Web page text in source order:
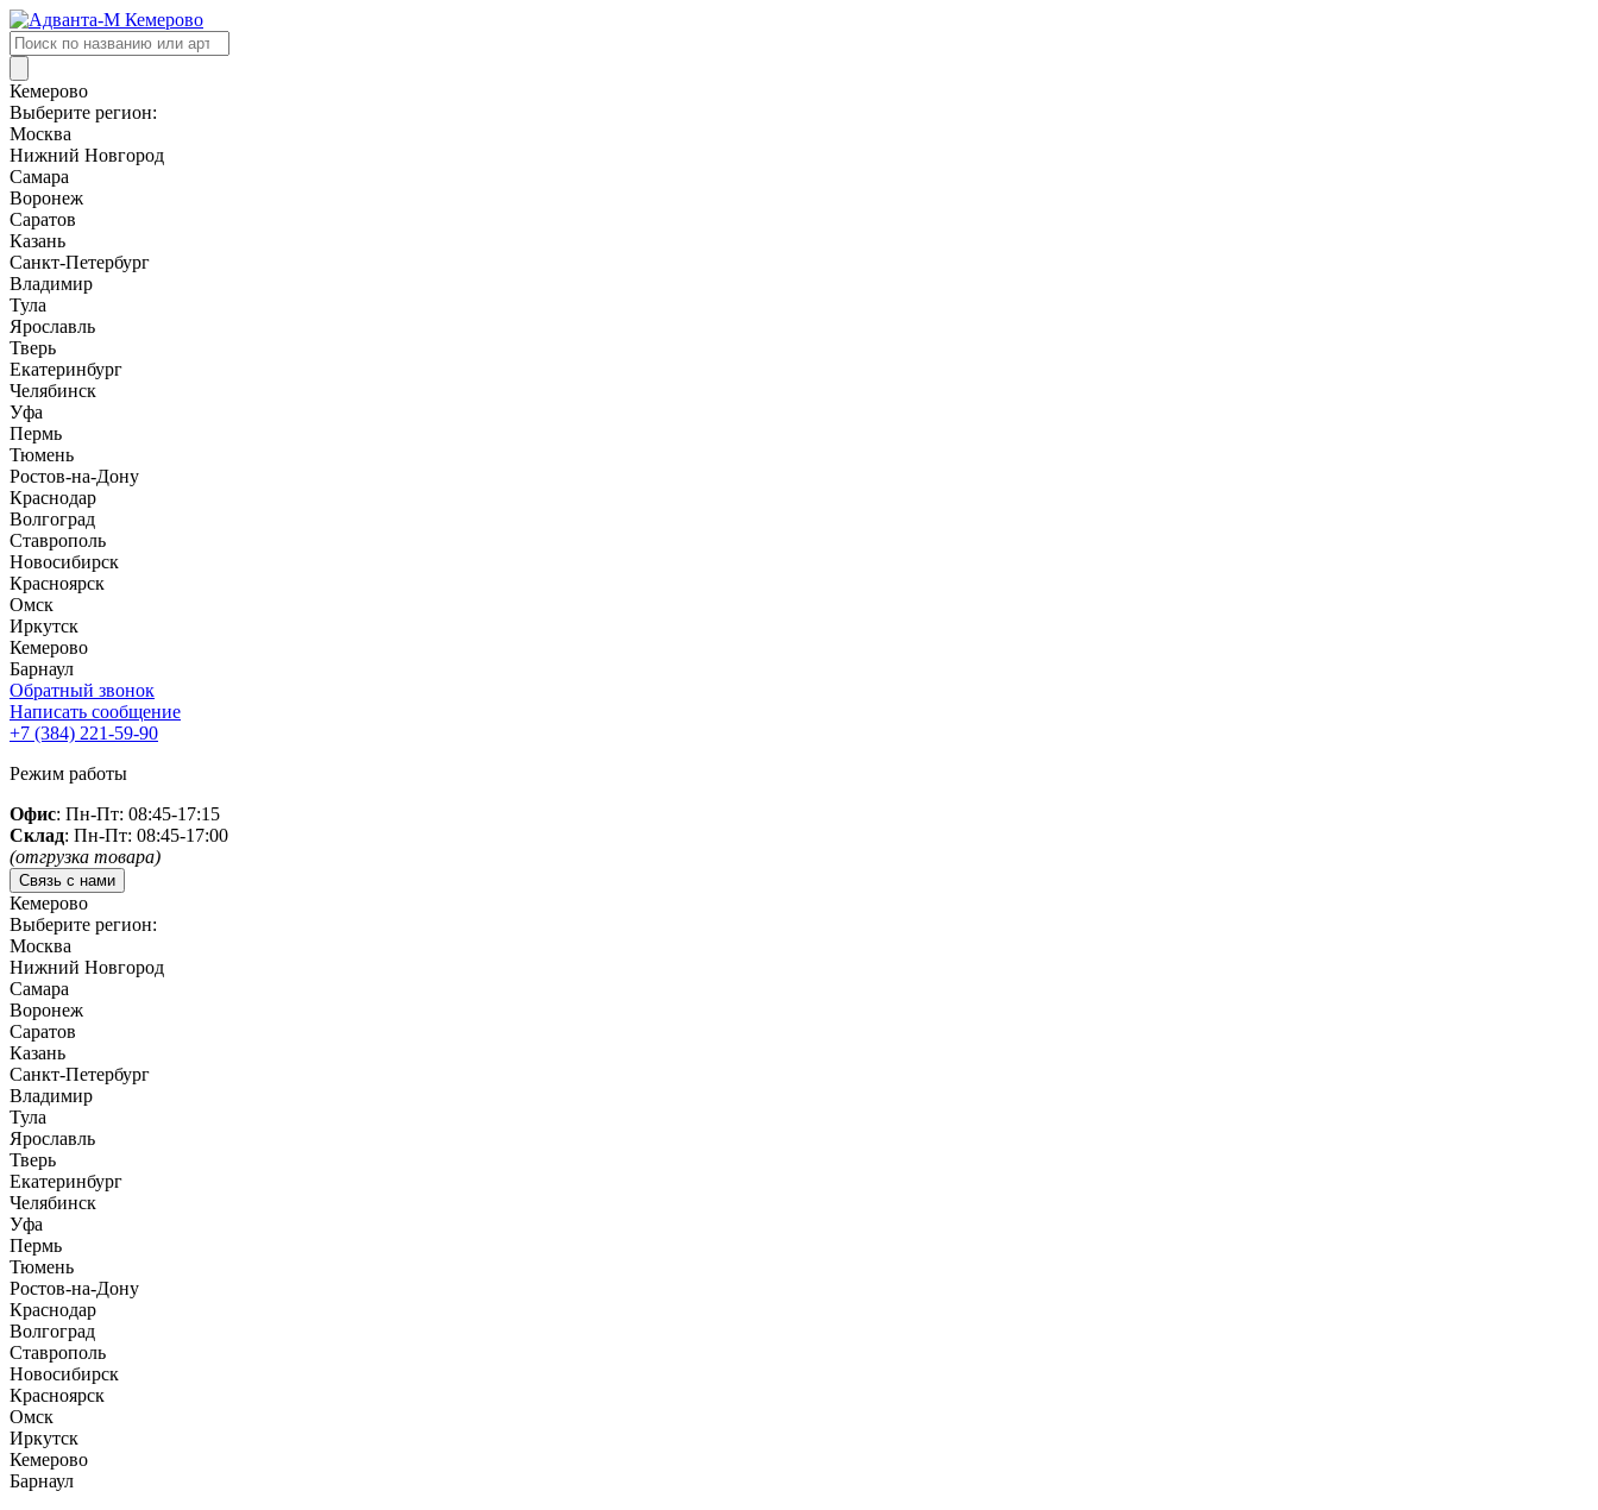
Поиск
товаров
Кемерово
Выберите регион:
Москва
Нижний Новгород
Самара
Воронеж
Саратов
Казань
Санкт-Петербург
Владимир
Тула
Ярославль
Тверь
Екатеринбург
Челябинск
Уфа
Пермь
Тюмень
Ростов-на-Дону
Краснодар
Волгоград
Ставрополь
Новосибирск
Красноярск
Омск
Иркутск
Кемерово
Барнаул
Обратный звонок
Написать сообщение
+7 (384) 221-59-90
Режим работы
Офис: Пн-Пт: 08:45-17:15
Склад: Пн-Пт: 08:45-17:00
(отгрузка товара)
Связь с нами
Кемерово
Выберите регион:
Москва
Нижний Новгород
Самара
Воронеж
Саратов
Казань
Санкт-Петербург
Владимир
Тула
Ярославль
Тверь
Екатеринбург
Челябинск
Уфа
Пермь
Тюмень
Ростов-на-Дону
Краснодар
Волгоград
Ставрополь
Новосибирск
Красноярск
Омск
Иркутск
Кемерово
Барнаул